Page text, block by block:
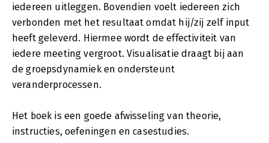
iedereen uitleggen. Bovendien voelt iedereen zich
verbonden met het resultaat omdat hij/zij zelf input
heeft geleverd. Hiermee wordt de effectiviteit van
iedere meeting vergroot. Visualisatie draagt bij aan
de groepsdynamiek en ondersteunt
veranderprocessen.
Het boek is een goede afwisseling van theorie,
instructies, oefeningen en casestudies.